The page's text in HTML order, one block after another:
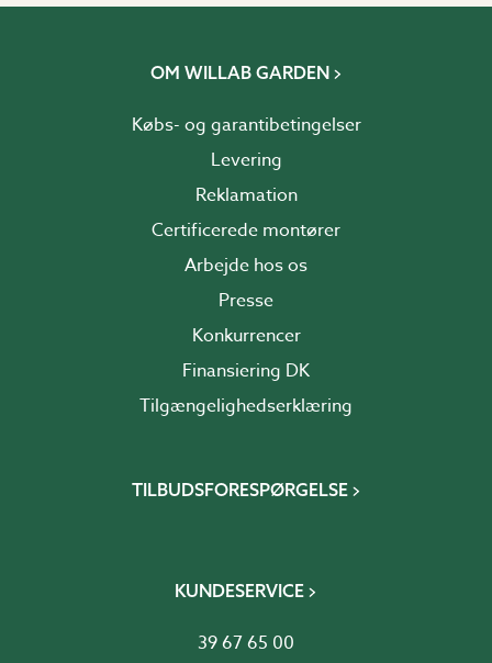
OM WILLAB GARDEN
Købs- og garantibetingelser
Levering
Reklamation
Certificerede montører
Arbejde hos os
Presse
Konkurrencer
Finansiering DK
Tilgængelighedserklæring
TILBUDSFORESPØRGELSE
KUNDESERVICE
39 67 65 00